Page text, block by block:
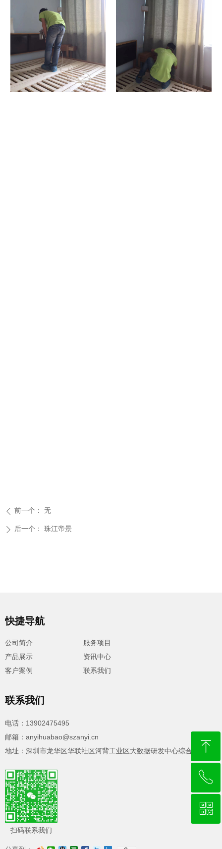
ꄴ 前一个： 无
ꄲ 后一个： 珠江帝景
联系我们
电话：13902475495
邮箱：anyihuabao@szanyi.cn
地址：深圳市龙华区华联社区河背工业区大数据研发中心综合楼 310
扫码联系我们
快捷导航
公司简介
产品展示
客户案例
服务项目
资讯中心
联系我们
ꁸ
回到顶部
ꂅ
13902475495
ꀥ